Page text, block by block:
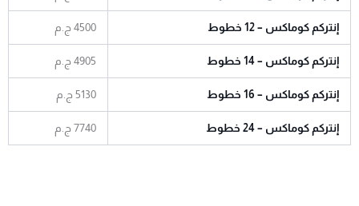
إنتركم كوماكس – 12 خطوط 4500 ج.م
إنتركم كوماكس – 14 خطوط 4905 ج.م
إنتركم كوماكس – 16 خطوط 5130 ج.م
إنتركم كوماكس – 24 خطوط 7740 ج.م